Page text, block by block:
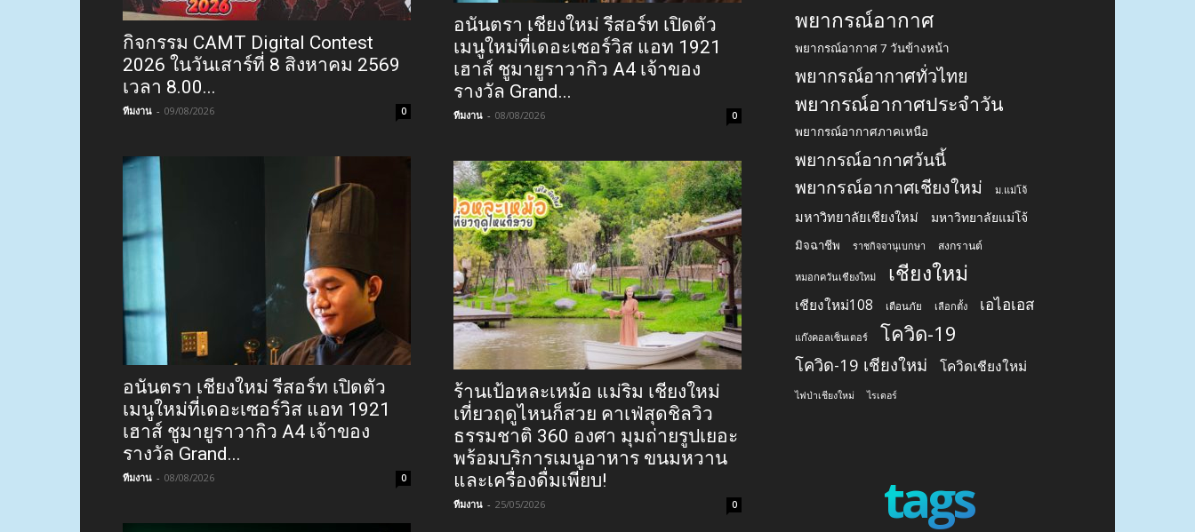
กิจกรรม CAMT Digital Contest
2026 ในวันเสาร์ที่ 8 สิงหาคม 2569
เวลา 8.00...
ทีมงาน - 09/08/2026 0
อนันตรา เชียงใหม่ รีสอร์ท เปิดตัว
เมนูใหม่ที่เดอะเซอร์วิส แอท 1921
เฮาส์ ชูมายูราวากิว A4 เจ้าของ
รางวัล Grand...
ทีมงาน - 08/08/2026 0
อนันตรา เชียงใหม่ รีสอร์ท เปิดตัว
เมนูใหม่ที่เดอะเซอร์วิส แอท 1921
เฮาส์ ชูมายูราวากิว A4 เจ้าของ
รางวัล Grand...
ทีมงาน - 08/08/2026 0
ร้านเป้อหละเหม้อ แม่ริม เชียงใหม่
เที่ยวฤดูไหนก็สวย คาเฟ่สุดชิลวิว
ธรรมชาติ 360 องศา มุมถ่ายรูปเยอะ
พร้อมบริการเมนูอาหาร ขนมหวาน
และเครื่องดื่มเพียบ!
ทีมงาน - 25/05/2026 0
พยากรณ์อากาศ
พยากรณ์อากาศ 7 วันข้างหน้า
พยากรณ์อากาศทั่วไทย
พยากรณ์อากาศประจำวัน
พยากรณ์อากาศภาคเหนือ
พยากรณ์อากาศวันนี้
พยากรณ์อากาศเชียงใหม่
ม.แม่โจ้
มหาวิทยาลัยเชียงใหม่ มหาวิทยาลัยแม่โจ้
มิจฉาชีพ ราชกิจจานุเบกษา สงกรานต์
หมอกควันเชียงใหม่ เชียงใหม่
เชียงใหม่108 เตือนภัย เลือกตั้ง เอไอเอส
แก๊งคอลเซ็นเตอร์ โควิด-19
โควิด-19 เชียงใหม่ โควิดเชียงใหม่
ไฟป่าเชียงใหม่ ไรเดอร์
tags